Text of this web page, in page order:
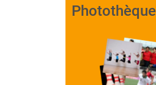
Photothèque